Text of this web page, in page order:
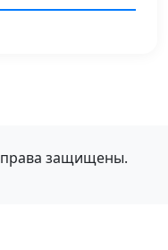
права защищены.